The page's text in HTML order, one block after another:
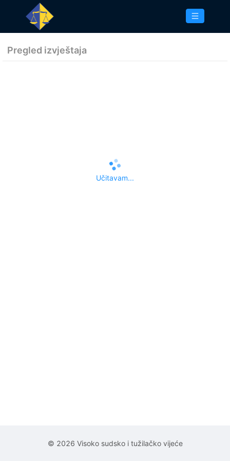
Pregled izvještaja
Učitavam...
© 2026 Visoko sudsko i tužilačko vijeće